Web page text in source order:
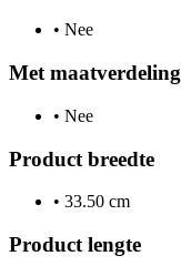
• Nee
Met maatverdeling
• Nee
Product breedte
• 33.50 cm
Product lengte